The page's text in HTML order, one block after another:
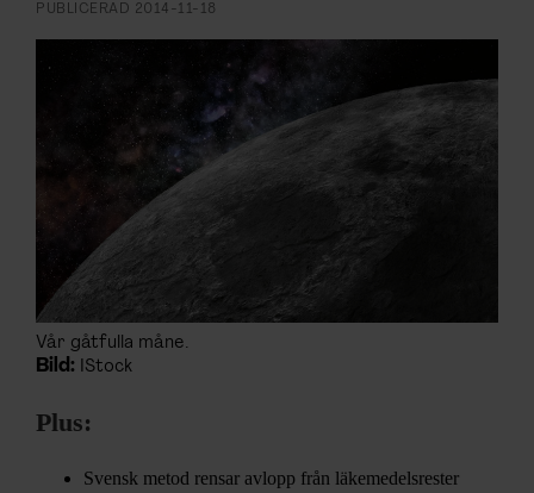
LYSSNA/PODD
EVENEMANG & RESOR
SHOP
KONTAKTA F&F
SKRIV I F&F
PRENUMERERA PÅ F&F
PUBLICERAD 2014-11-18
Vår gåtfulla måne.
Bild: IStock
Plus:
Svensk metod rensar avlopp från läkemedelsrester